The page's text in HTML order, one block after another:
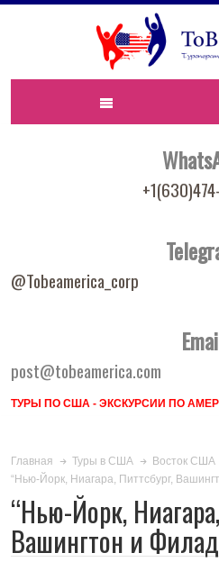
@Tobeamerica_corp
post@tobeamerica.com
ТУРЫ ПО США - ЭКСКУРСИИ ПО
Главная Туры в США
Восток США
“Нью-Йорк, Ниагара, Питтсбург,
“Нью-Йорк,
Вашингтон и